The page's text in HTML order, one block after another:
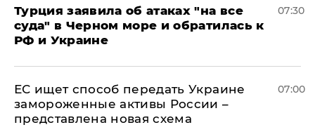
Турция заявила об атаках "на все
суда" в Черном море и обратилась к
РФ и Украине
07:30
ЕС ищет способ передать Украине
замороженные активы России –
представлена новая схема
07:00